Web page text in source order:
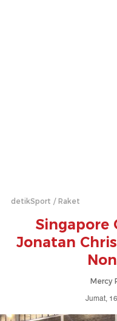
detikSport Raket
Singapore
Jonatan
Mercy
Jumat,